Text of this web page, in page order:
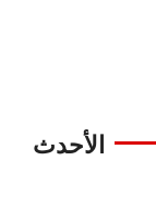
الأحدث